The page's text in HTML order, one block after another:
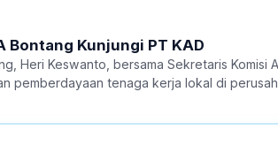
Bontang Kunjungi PT KAD
Heri Keswanto, bersama Sekretaris
pemberdayaan tenaga kerja lokal di